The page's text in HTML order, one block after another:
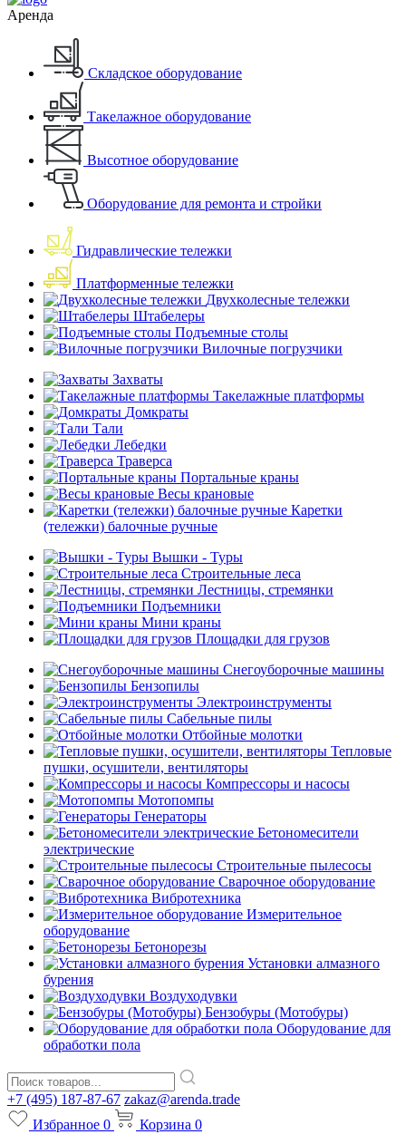
Аренда
Складское оборудование
Такелажное оборудование
Высотное оборудование
Оборудование для ремонта и стройки
Гидравлические тележки
Платформенные тележки
Двухколесные тележки
Штабелеры
Подъемные столы
Вилочные погрузчики
Захваты
Такелажные платформы
Домкраты
Тали
Лебедки
Траверса
Портальные краны
Весы крановые
Каретки
(тележки) балочные ручные
Вышки - Туры
Строительные леса
Лестницы, стремянки
Подъемники
Мини краны
Площадки для грузов
Снегоуборочные машины
Бензопилы
Электроинструменты
Сабельные пилы
Отбойные молотки
Тепловые
пушки, осушители, вентиляторы
Компрессоры и насосы
Мотопомпы
Генераторы
Бетономесители
электрические
Строительные пылесосы
Сварочное оборудование
Вибротехника
Измерительное
оборудование
Бетонорезы
Установки алмазного
бурения
Воздуходувки
Бензобуры (Мотобуры)
Оборудование для
обработки пола
+7 (495) 187-87-67 zakaz@arenda.trade
Избранное 0 Корзина 0